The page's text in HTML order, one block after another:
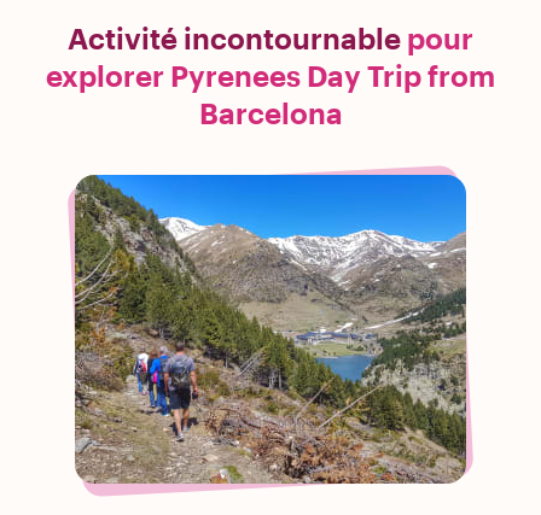
Activité incontournable pour
explorer Pyrenees Day Trip from
Barcelona